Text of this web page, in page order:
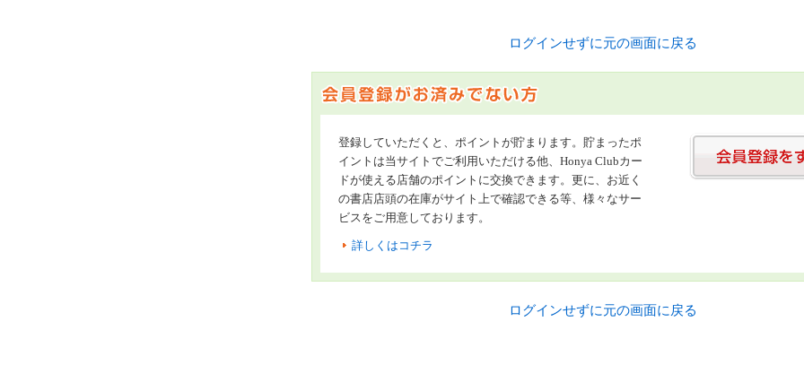
ログインせずに元の画面に戻る
登録していただくと、ポイントが貯まります。貯まったポ
イントは当サイトでご利用いただける他、Honya Clubカー
ドが使える店舗のポイントに交換できます。更に、お近く
の書店店頭の在庫がサイト上で確認できる等、様々なサー
ビスをご用意しております。
詳しくはコチラ
ログインせずに元の画面に戻る